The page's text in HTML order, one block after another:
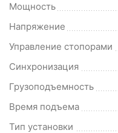
Мощность
Напряжение
Управление стопорами
Синхронизация
Грузоподъемность
Время подъема
Тип установки